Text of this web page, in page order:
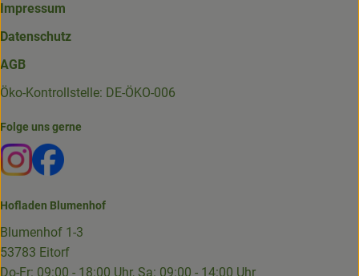
Impressum
Datenschutz
AGB
Öko-Kontrollstelle: DE-ÖKO-006
Folge uns gerne
Externer Link zu https://www.instagram.com/die.hofkiste/
Externer Link zu https://www.facebook.com/p/Die-
Hofladen Blumenhof
Blumenhof 1-3
53783 Eitorf
Do-Fr: 09:00 - 18:00 Uhr, Sa: 09:00 - 14:00 Uhr